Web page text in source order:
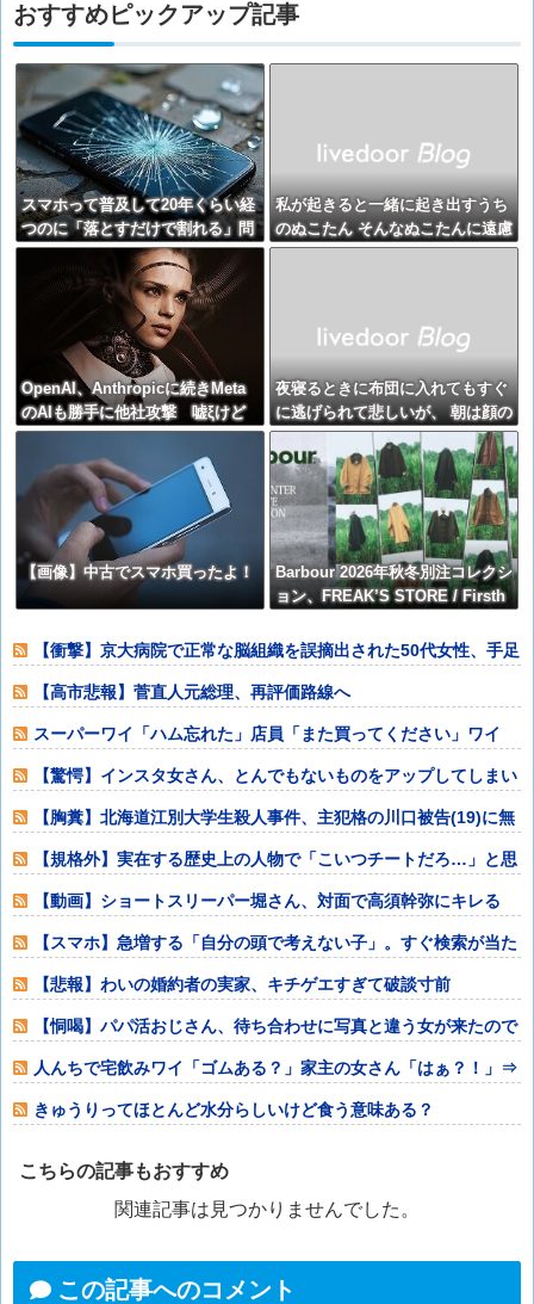
おすすめピックアップ記事
スマホって普及して20年くらい経
つのに「落とすだけで割れる」問
題いつまでもクリアできてないよ
私が起きると一緒に起き出すうち
のぬこたん そんなぬこたんに遠慮
して、なかなか朝起き上がれずに
OpenAI、Anthropicに続きMeta
のAIも勝手に他社攻撃 嘘ξけど
何これ流行ってんの？
夜寝るときに布団に入れてもすぐ
に逃げられて悲しいが、 朝は顔の
上に腹を乗せたり、肉球で頚動脈
を押さえたり・・・【再】
【画像】中古でスマホ買ったよ！
Barbour 2026年秋冬別注コレクシ
ョン、FREAK’S STORE / Firsth
【衝撃】京大病院で正常な脳組織を誤摘出された50代女性、手足
も動かせず自
【高市悲報】菅直人元総理、再評価路線へ
スーパーワイ「ハム忘れた」店員「また買ってください」ワイ
「もう買っただろ
【驚愕】インスタ女さん、とんでもないものをアップしてしまい
コメ欄閉鎖ww
【胸糞】北海道江別大学生殺人事件、主犯格の川口被告(19)に無
期懲役の判
【規格外】実在する歴史上の人物で「こいつチートだろ…」と思
った奴あげてけ
【動画】ショートスリーパー堀さん、対面で高須幹弥にキレる
【スマホ】急増する「自分の頭で考えない子」。すぐ検索が当た
り前に 「タイ
【悲報】わいの婚約者の実家、キチゲエすぎて破談寸前
【恫喝】パパ活おじさん、待ち合わせに写真と違う女が来たので
逃げようとする
人んちで宅飲みワイ「ゴムある？」家主の女さん「はぁ？！」⇒
きゅうりってほとんど水分らしいけど食う意味ある？
こちらの記事もおすすめ
関連記事は見つかりませんでした。
この記事へのコメント